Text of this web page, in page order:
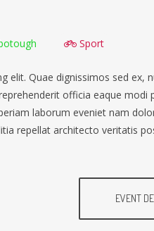
Sport
elit. Quae dignissimos sed ex,
officia eaque modi
laborum eveniet nam
repellat architecto veritatis
EVENT